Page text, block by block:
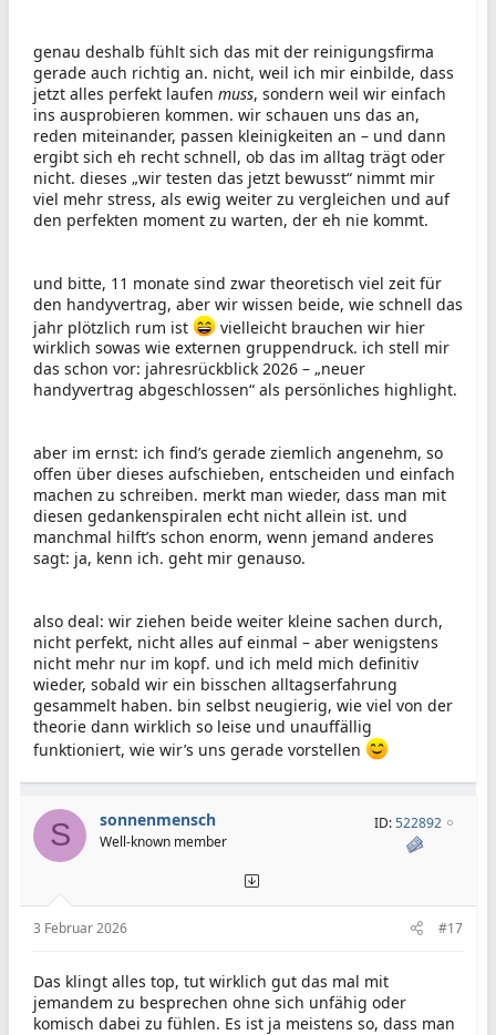
genau deshalb fühlt sich das mit der reinigungsfirma
gerade auch richtig an. nicht, weil ich mir einbilde, dass
jetzt alles perfekt laufen muss, sondern weil wir einfach
ins ausprobieren kommen. wir schauen uns das an,
reden miteinander, passen kleinigkeiten an – und dann
ergibt sich eh recht schnell, ob das im alltag trägt oder
nicht. dieses „wir testen das jetzt bewusst“ nimmt mir
viel mehr stress, als ewig weiter zu vergleichen und auf
den perfekten moment zu warten, der eh nie kommt.
und bitte, 11 monate sind zwar theoretisch viel zeit für
den handyvertrag, aber wir wissen beide, wie schnell das
jahr plötzlich rum ist
vielleicht brauchen wir hier
wirklich sowas wie externen gruppendruck. ich stell mir
das schon vor: jahresrückblick 2026 – „neuer
handyvertrag abgeschlossen“ als persönliches highlight.
aber im ernst: ich find’s gerade ziemlich angenehm, so
offen über dieses aufschieben, entscheiden und einfach
machen zu schreiben. merkt man wieder, dass man mit
diesen gedankenspiralen echt nicht allein ist. und
manchmal hilft’s schon enorm, wenn jemand anderes
sagt: ja, kenn ich. geht mir genauso.
also deal: wir ziehen beide weiter kleine sachen durch,
nicht perfekt, nicht alles auf einmal – aber wenigstens
nicht mehr nur im kopf. und ich meld mich definitiv
wieder, sobald wir ein bisschen alltagserfahrung
gesammelt haben. bin selbst neugierig, wie viel von der
theorie dann wirklich so leise und unauffällig
funktioniert, wie wir’s uns gerade vorstellen
S sonnenmensch
Well-known member
ID:522892
3 Februar 2026 #17
Das klingt alles top, tut wirklich gut das mal mit
jemandem zu besprechen ohne sich unfähig oder
komisch dabei zu fühlen. Es ist ja meistens so, dass man